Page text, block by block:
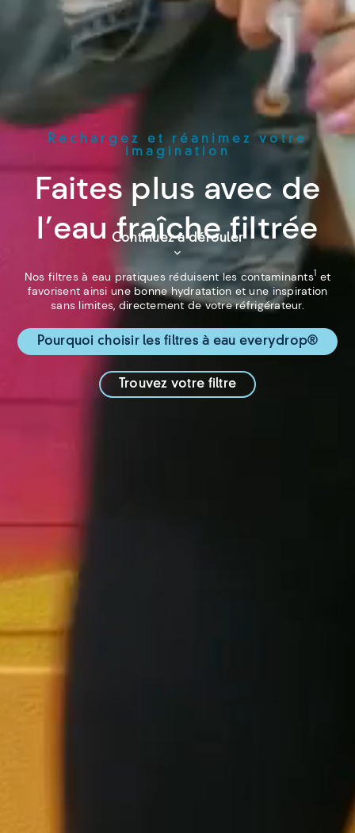
Rechargez et réanimez votre
imagination
Faites plus avec de
l’eau fraîche filtrée
Nos filtres à eau pratiques réduisent les contaminants1 et
favorisent ainsi une bonne hydratation et une inspiration
sans limites, directement de votre réfrigérateur.
Pourquoi choisir les filtres à eau everydrop®
Trouvez votre filtre
Continuez à dérouler